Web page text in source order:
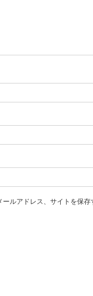
ルアドレス、サイトを保存